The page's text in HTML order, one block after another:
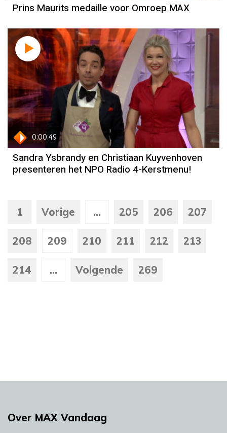
Prins Maurits medaille voor Omroep MAX
0:00:49
Sandra Ysbrandy en Christiaan Kuyvenhoven
presenteren het NPO Radio 4-Kerstmenu!
1 Vorige ... 205 206 207
208 209 210 211 212 213
214 ... Volgende 269
Over MAX Vandaag